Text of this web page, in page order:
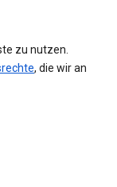
zu nutzen.
, die wir an